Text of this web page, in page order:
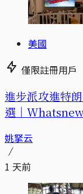
美國
僅限註冊用戶
進步派攻進特
選｜
姚拏云
1 天前